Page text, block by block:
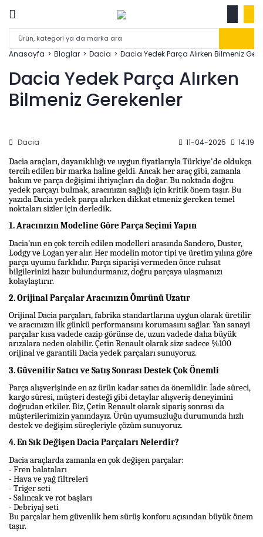
Anasayfa Bloglar Dacia Dacia Yedek Parça Alırken Bilmeniz
Dacia Yedek Parça Alırken
Bilmeniz Gerekenler
Dacia 11-04-2025
14:19
Dacia araçları, dayanıklılığı ve uygun fiyatlarıyla Türkiye'de oldukça
tercih edilen bir marka haline geldi. Ancak her araç gibi, zamanla
bakım ve parça değişimi ihtiyaçları da doğar. Bu noktada doğru
yedek parçayı bulmak, aracınızın sağlığı için kritik önem taşır. Bu
yazıda Dacia yedek parça alırken dikkat etmeniz gereken temel
noktaları sizler için derledik.
1. Aracınızın Modeline Göre Parça Seçimi Yapın
Dacia’nın en çok tercih edilen modelleri arasında Sandero, Duster,
Lodgy ve Logan yer alır. Her modelin motor tipi ve üretim yılına göre
parça uyumu farklıdır. Parça siparişi vermeden önce ruhsat
bilgilerinizi hazır bulundurmanız, doğru parçaya ulaşmanızı
kolaylaştırır.
2. Orijinal Parçalar Aracınızın Ömrünü Uzatır
Orijinal Dacia parçaları, fabrika standartlarına uygun olarak üretilir
ve aracınızın ilk günkü performansını korumasını sağlar. Yan sanayi
parçalar kısa vadede cazip görünse de, uzun vadede daha büyük
arızalara neden olabilir. Çetin Renault olarak size sadece %100
orijinal ve garantili Dacia yedek parçaları sunuyoruz.
3. Güvenilir Satıcı ve Satış Sonrası Destek Çok Önemli
Parça alışverişinde en az ürün kadar satıcı da önemlidir. İade süreci,
kargo süresi, müşteri desteği gibi detaylar alışveriş deneyimini
doğrudan etkiler. Biz, Çetin Renault olarak sipariş sonrası da
müşterilerimizin yanındayız. Ürün uyumsuzluğu durumunda hızlı
destek ve değişim süreçleriyle çözüm sunuyoruz.
4. En Sık Değişen Dacia Parçaları Nelerdir?
Dacia araçlarda zamanla en çok değişen parçalar:
- Fren balataları
- Hava ve yağ filtreleri
- Triger seti
- Salıncak ve rot başları
- Debriyaj seti
Bu parçalar hem güvenlik hem sürüş konforu açısından büyük önem
taşır.